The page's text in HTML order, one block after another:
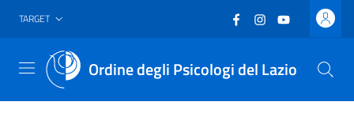
Vai al header
Vai al contenuto principale
Vai al footer
TARGET Facebook
(nuova scheda -
Instagram
(nuova scheda
YouTube
(nuova
Ordine degli Psicologi del Lazio
Menu